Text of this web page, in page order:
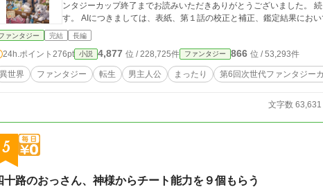
ンタジーカップ終了までお読みいただきありがとうございました。
す。 AIにつきましては、表紙、第１話の校正と補正、鑑定結果にお
ァンタジー 完結 長編
24h.ポイント 276pt 小説 4,877 位 / 228,725件 ファンタジー 866 位 / 53,293件
異世界 ファンタジー 転生 男主人公 まったり 第6回次世代ファンタジー
文字数 63,631
5
十路のおっさん、神様からチート能力を９個もらう